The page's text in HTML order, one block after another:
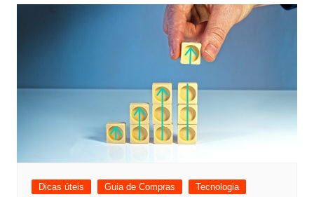
Dicas úteis Guia de Compras Tecnologia